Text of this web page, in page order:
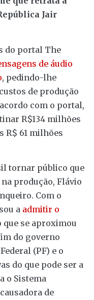
Jair
do portal The
de áudio
, pedindo-lhe
de produção
com o portal,
R$134 milhões
R$ 61 milhões
tornar público que
produção, Flávio
Com o
a admitir o
que se aproximou
do governo
(PF) e o
do que pode ser a
o Sistema
de